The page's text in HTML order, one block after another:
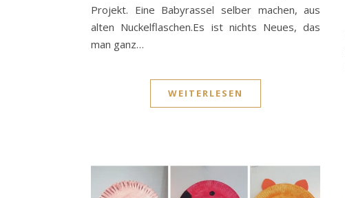
Projekt. Eine Babyrassel selber machen, aus
alten Nuckelflaschen.Es ist nichts Neues, das
man ganz…
WEITERLESEN